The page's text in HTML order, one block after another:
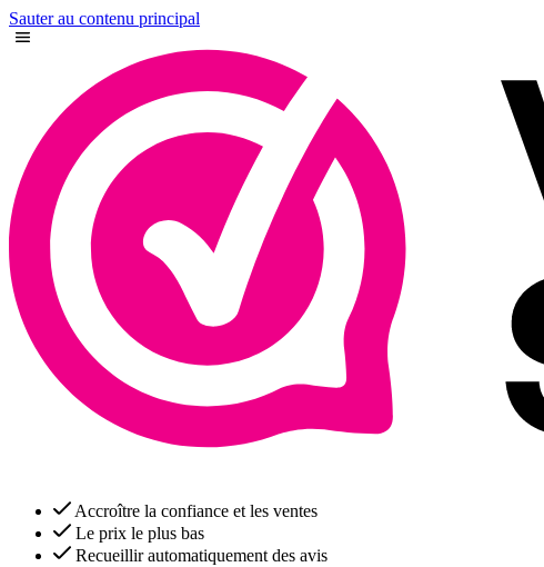
Sauter au contenu principal
Accroître la confiance et les ventes
Le prix le plus bas
Recueillir automatiquement des avis